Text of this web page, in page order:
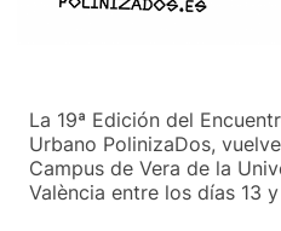
La 19ª Edición del
Urbano PolinizaDos,
Campus de Vera de la
València entre los días 13